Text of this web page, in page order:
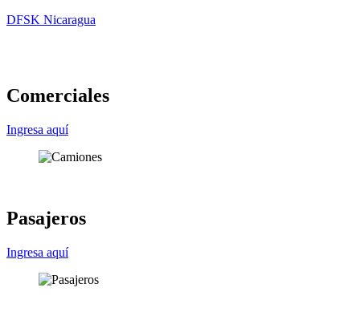
DFSK Nicaragua
Comerciales
Ingresa aquí
Pasajeros
Ingresa aquí